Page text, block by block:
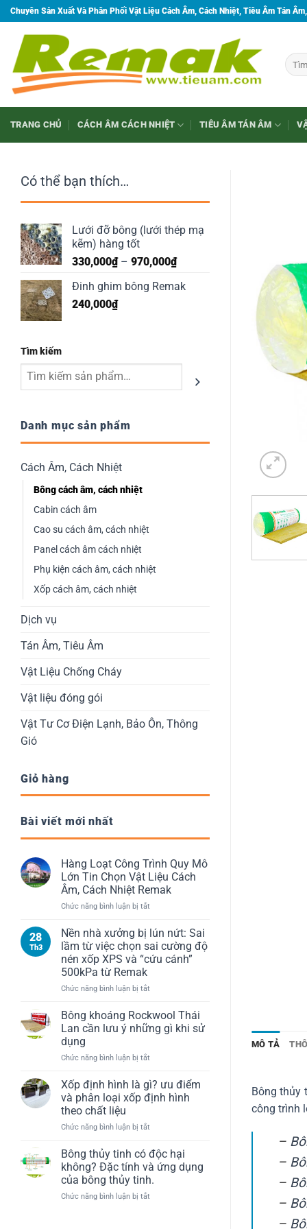
Bỏ
qua
dung
Chuyên Sản Xuất Và Phân Phối Vật Liệu Cách Âm, Cách Nhiệt, Tiêu Âm Tán
Tìm
kiếm:
TRANG CHỦ CÁCH ÂM CÁCH NHIỆT TIÊU ÂM TÁN ÂM
Có thể bạn thích…
Lưới đỡ bông (lưới thép mạ
kẽm) hàng tốt
330,000₫ – 970,000₫Khoảng
từ
Đinh ghim bông Remak
240,000₫
Tìm kiếm
Danh mục sản phẩm
Cách Âm, Cách Nhiệt
Bông cách âm, cách nhiệt
Cabin cách âm
Cao su cách âm, cách nhiệt
Panel cách âm cách nhiệt
Phụ kiện cách âm, cách nhiệt
Xốp cách âm, cách nhiệt
Dịch vụ
Tán Âm, Tiêu Âm
Vật Liệu Chống Cháy
Vật liệu đóng gói
Vật Tư Cơ Điện Lạnh, Bảo Ôn, Thông
Gió
Giỏ hàng
Bài viết mới nhất
Hàng Loạt Công Trình Quy Mô
Lớn Tin Chọn Vật Liệu Cách
Âm, Cách Nhiệt Remak
Chức năng bình luận bị tắt
Loạt
Công
Trình
Quy
Vật
Liệu
Nhiệt
Remak
28
Th3
Nền nhà xưởng bị lún nứt: Sai
lầm từ việc chọn sai cường độ
nén xốp XPS và “cứu cánh”
500kPa từ Remak
Chức năng bình luận bị tắt
nhà
bị
nứt:
lầm
từ
việc
sai
độ
nén
XPS
và
Bông khoáng Rockwool Thái
Lan cần lưu ý những gì khi sử
dụng
Chức năng bình luận bị tắt
khoáng
Rockwool
Thái
cần
ý
những
gì
khi
sử
Xốp định hình là gì? ưu điểm
và phân loại xốp định hình
theo chất liệu
Chức năng bình luận bị tắt
định
hình
là
gì?
ưu
Bông thủy tinh có độc hại
không? Đặc tính và ứng dụng
của bông thủy tinh.
Chức năng bình luận bị tắt
MÔ TẢ
Bông thủy
công trình
–
–
–
–
–